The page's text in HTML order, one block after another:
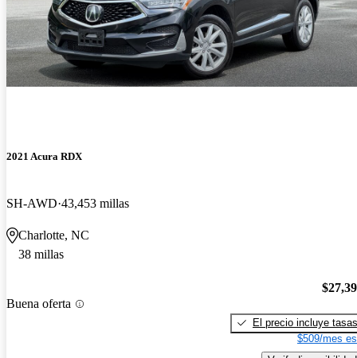
2021 Acura RDX
SH-AWD 43,453 millas
Charlotte, NC
38 millas
Buena oferta
El precio incluye tasas
$509/mes